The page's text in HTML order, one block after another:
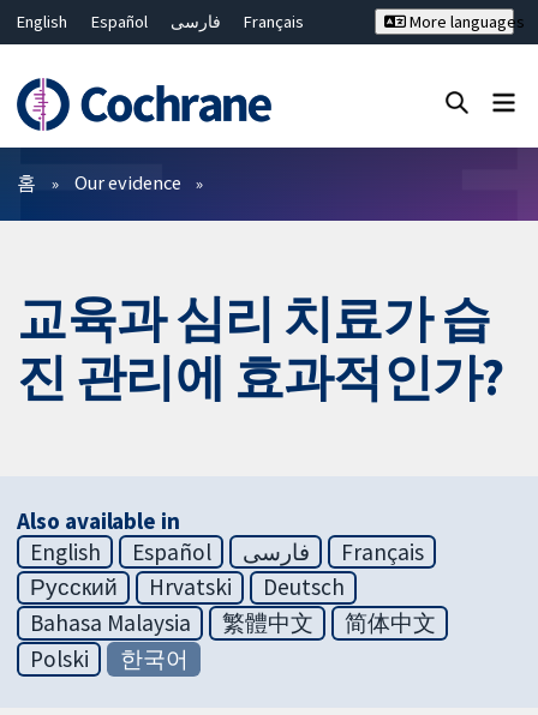
English Español فارسی
Français
Bahasa Malaysia
ไทย
繁體中文
简体中文
More languages
필터
홈 Our evidence
교육과 심리 치료가 습
진 관리에 효과적인가?
Also available in
English
Español فارسی
Français
Русский
Hrvatski
Deutsch
Bahasa Malaysia
繁體中文
简体中文
Polski
한국어